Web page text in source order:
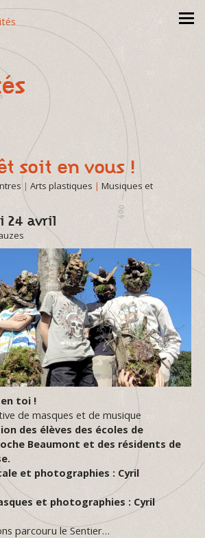
soit en vous !
| Arts plastiques | Musiques et
24 avril
toi !
de masques et de musique
des élèves des écoles de
Beaumont et des résidents de
et photographies : Cyril
et photographies : Cyril
parcouru le Sentier…